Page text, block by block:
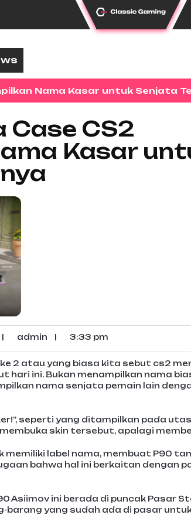
Nama Kasar untuk Senjata
Case CS2
Kasar
| admin | 3:33 pm
2 atau yang biasa kita sebut cs2
hari ini. Bukan menampilkan nama
nama senjata pemain lain
seperti yang ditampilkan pada
skin tersebut, apalagi
label nama, membuat P90
bahwa hal ini berkaitan dengan
Asiimov ini berada di puncak Pasar
barang yang sudah ada di pasar